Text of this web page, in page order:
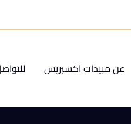
عن مبيدات اكسبريس